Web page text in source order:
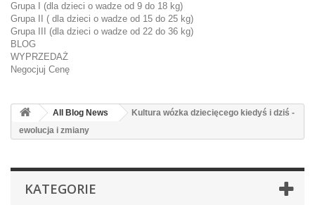
Grupa I (dla dzieci o wadze od 9 do 18 kg)
Grupa II ( dla dzieci o wadze od 15 do 25 kg)
Grupa III (dla dzieci o wadze od 22 do 36 kg)
BLOG
WYPRZEDAŻ
Negocjuj Cenę
All Blog News
Kultura wózka dziecięcego kiedyś i dziś -
ewolucja i zmiany
KATEGORIE